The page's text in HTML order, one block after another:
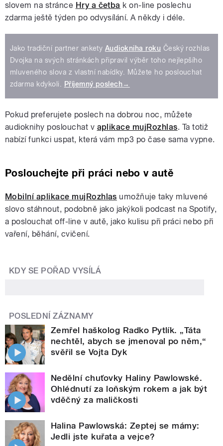
slovem na stránce Hry a četba k on-line poslechu
zdarma ještě týden po odvysílání. A někdy i déle.
Jako tradiční partner ankety Audiokniha roku Český rozhlas
Dvojka na svých stránkách připravil výběr toho nejlepšího
mluveného slova z vlastní nabídky. Můžete ho poslouchat
zdarma kdykoli.
Příjemný poslech→
Pokud preferujete poslech na dobrou noc, můžete
audioknihy poslouchat v aplikace mujRozhlas. Ta totiž
nabízí funkci uspat, která vám mp3 po čase sama vypne.
Poslouchejte při práci nebo v autě
Mobilní aplikace mujRozhlas umožňuje taky mluvené
slovo stáhnout, podobně jako jakýkoli podcast na Spotify,
a poslouchat off-line v autě, jako kulisu při práci nebo při
vaření, běhání, cvičení.
KDY SE POŘAD VYSÍLÁ
POSLEDNÍ ZÁZNAMY
Zemřel haškolog Radko Pytlík. „Táta
nechtěl, abych se jmenoval po něm,“
svěřil se Vojta Dyk
Nedělní chuťovky Haliny Pawlowské.
Ohlédnutí za loňským rokem a jak být
vděčný za maličkosti
Halina Pawlowská: Zeptej se mámy:
Jedli jste kuřata a vejce?